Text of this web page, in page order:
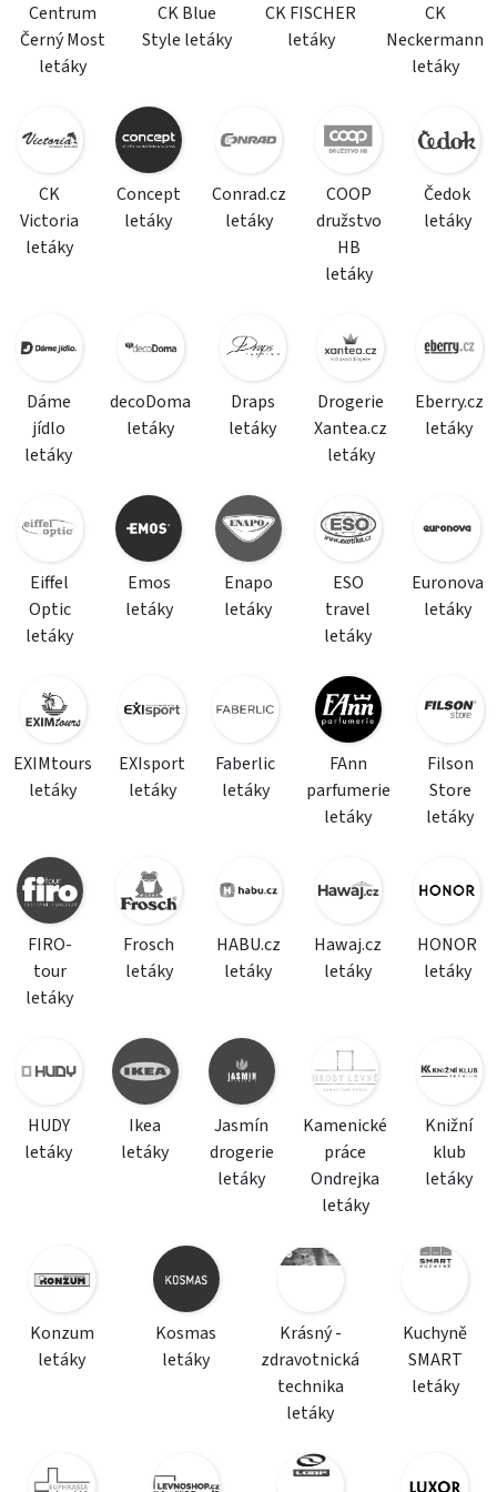
Centrum
Černý Most
letáky
CK Blue
Style letáky
CK FISCHER
letáky
CK
Neckermann
letáky
CK
Victoria
letáky
Concept
letáky
Conrad.cz
letáky
COOP
družstvo
HB
letáky
Čedok
letáky
Dáme
jídlo
letáky
decoDoma
letáky
Draps
letáky
Drogerie
Xantea.cz
letáky
Eberry.cz
letáky
Eiffel
Optic
letáky
Emos
letáky
Enapo
letáky
ESO
travel
letáky
Euronova
letáky
EXIMtours
letáky
EXIsport
letáky
Faberlic
letáky
FAnn
parfumerie
letáky
Filson
Store
letáky
FIRO-
tour
letáky
Frosch
letáky
HABU.cz
letáky
Hawaj.cz
letáky
HONOR
letáky
HUDY
letáky
Ikea
letáky
Jasmín
drogerie
letáky
Kamenické
práce
Ondrejka
letáky
Knižní
klub
letáky
Konzum
letáky
Kosmas
letáky
Krásný -
zdravotnická
technika
letáky
Kuchyně
SMART
letáky